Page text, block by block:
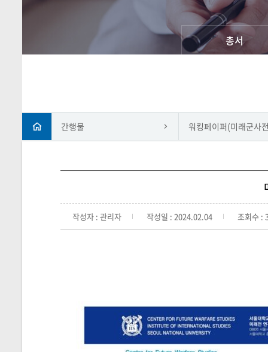
총서
간행물 워킹페이퍼(미래군사
작성자 : 관리자 작성일 : 2024.02.04 조회수 :